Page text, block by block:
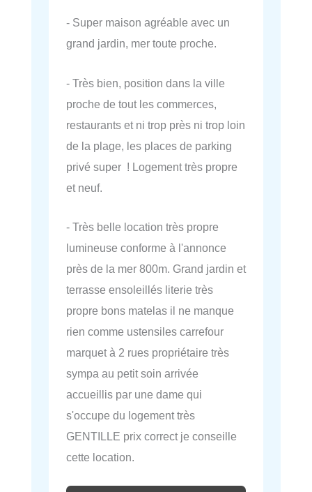
- Super maison agréable avec un
grand jardin, mer toute proche.
- Très bien, position dans la ville
proche de tout les commerces,
restaurants et ni trop près ni trop loin
de la plage, les places de parking
privé super ! Logement très propre
et neuf.
- Très belle location très propre
lumineuse conforme à l'annonce
près de la mer 800m. Grand jardin et
terrasse ensoleillés literie très
propre bons matelas il ne manque
rien comme ustensiles carrefour
marquet à 2 rues propriétaire très
sympa au petit soin arrivée
accueillis par une dame qui
s'occupe du logement très
GENTILLE prix correct je conseille
cette location.